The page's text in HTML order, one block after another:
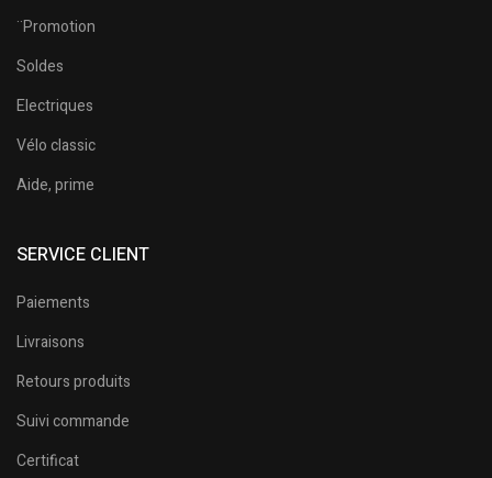
¨Promotion
Soldes
Electriques
Vélo classic
Aide, prime
SERVICE CLIENT
Paiements
Livraisons
Retours produits
Suivi commande
Certificat